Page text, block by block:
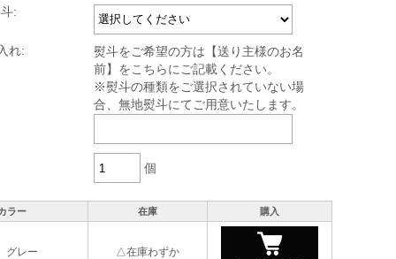
:
れ:
熨斗をご希望の方は【送り主様のお名
前】をこちらにご記載ください。
※熨斗の種類をご選択されていない場
合、無地熨斗にてご用意いたします。
個
ラー 在庫 購入
グレー △在庫わずか